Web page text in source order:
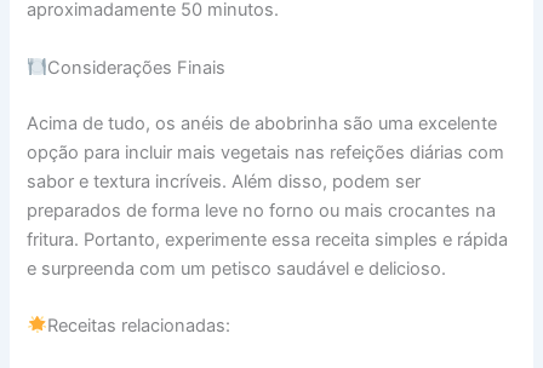
aproximadamente 50 minutos.
Considerações Finais
Acima de tudo, os anéis de abobrinha são uma excelente
opção para incluir mais vegetais nas refeições diárias com
sabor e textura incríveis. Além disso, podem ser
preparados de forma leve no forno ou mais crocantes na
fritura. Portanto, experimente essa receita simples e rápida
e surpreenda com um petisco saudável e delicioso.
Receitas relacionadas: